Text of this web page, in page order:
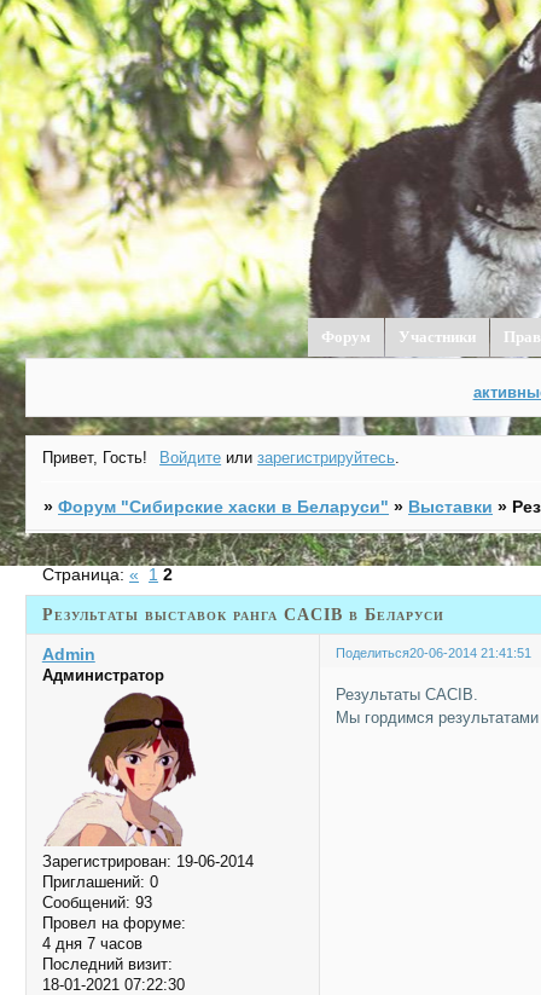
Форум Участники
Привет, Гость! Войдите илизарегистрируйтесь.
»Форум "Cибирские хаски в Беларуси" » Выставки »
Результаты выставок ранга CACIB в Беларуси
Страница:« 1 2
Поделиться20-06-2014 21:41:51
Admin
Администратор
Зарегистрирован: 19-06-2014
Приглашений: 0
Сообщений: 93
Провел на форуме:
4 дня 7 часов
Последний визит:
18-01-2021 07:22:30
Результаты CACIB.
Мы гордимся